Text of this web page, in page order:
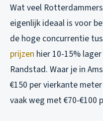
Wat veel
eigenlijk ideaal is voor
de hoge concurrentie
prijzen hier 10-15%
Randstad. Waar je in
€150 per vierkante
vaak weg met €70-€100